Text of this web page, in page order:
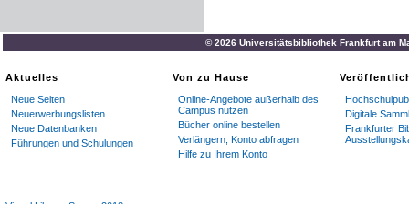
© 2026 Universitätsbibliothek Frankfurt am
Aktuelles
Neue Seiten
Neuerwerbungslisten
Neue Datenbanken
Führungen und Schulungen
Von zu Hause
Online-Angebote außerhalb des
Campus nutzen
Bücher online bestellen
Verlängern, Konto abfragen
Hilfe zu Ihrem Konto
Digitale
Frankfurter